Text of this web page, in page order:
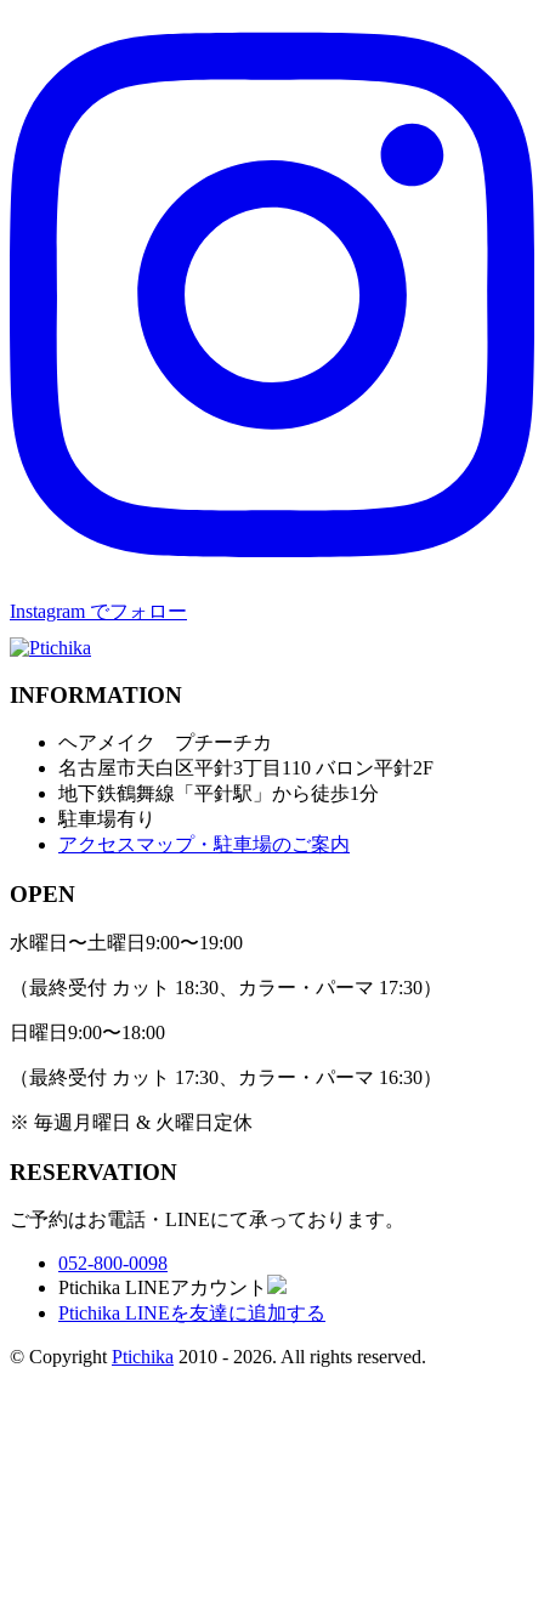
Instagram でフォロー
INFORMATION
ヘアメイク プチーチカ
名古屋市天白区平針3丁目110 バロン平針2F
地下鉄鶴舞線「平針駅」から徒歩1分
駐車場有り
アクセスマップ・駐車場のご案内
OPEN
水曜日〜土曜日 9:00〜19:00
（最終受付 カット 18:30、カラー・パーマ 17:30）
日曜日 9:00〜18:00
（最終受付 カット 17:30、カラー・パーマ 16:30）
※ 毎週月曜日 & 火曜日定休
RESERVATION
ご予約はお電話・LINEにて承っております。
052-800-0098
Ptichika LINEアカウント
Ptichika LINEを友達に追加する
© Copyright Ptichika 2010 - 2026. All rights reserved.